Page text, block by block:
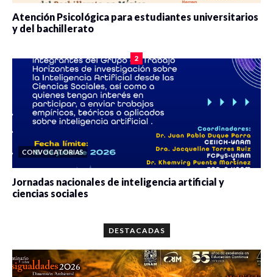
Atención Psicológica para estudiantes universitarios
y del bachillerato
2
CONVOCATORIAS
Jornadas nacionales de inteligencia artificial y
ciencias sociales
DESTACADAS